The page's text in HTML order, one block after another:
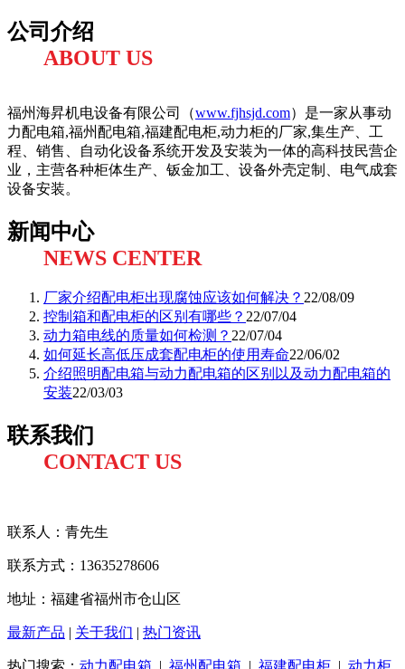
公司介绍
ABOUT US
福州海昇机电设备有限公司（www.fjhsjd.com）是一家从事动
力配电箱,福州配电箱,福建配电柜,动力柜的厂家,集生产、工
程、销售、自动化设备系统开发及安装为一体的高科技民营企
业，主营各种柜体生产、钣金加工、设备外壳定制、电气成套
设备安装。
新闻中心
NEWS CENTER
厂家介绍配电柜出现腐蚀应该如何解决？ 22/08/09
控制箱和配电柜的区别有哪些？ 22/07/04
动力箱电线的质量如何检测？ 22/07/04
如何延长高低压成套配电柜的使用寿命22/06/02
介绍照明配电箱与动力配电箱的区别以及动力配电箱的
安装22/03/03
联系我们
CONTACT US
联系人： 青先生
联系方式 ：13635278606
地址：福建省福州市仓山区
最新产品 | 关于我们 | 热门资讯
热门搜索： 动力配电箱 | 福州配电箱 | 福建配电柜 | 动力柜